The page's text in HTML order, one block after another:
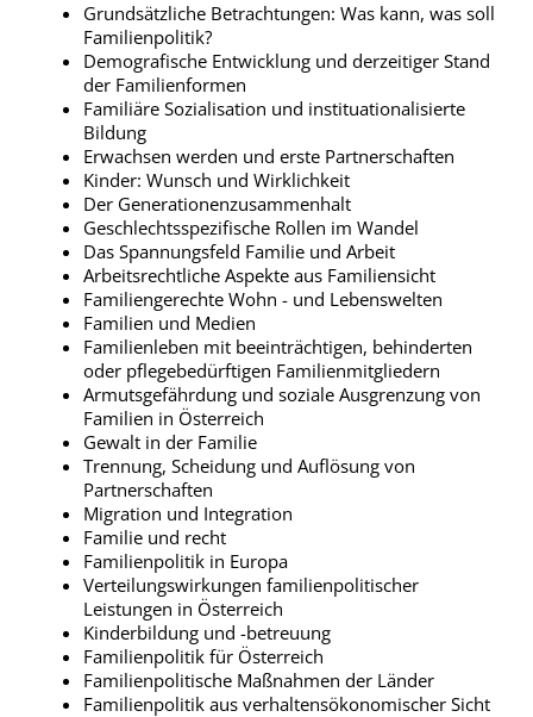
Grundsätzliche Betrachtungen: Was kann, was soll
Familienpolitik?
Demografische Entwicklung und derzeitiger Stand
der Familienformen
Familiäre Sozialisation und instituationalisierte
Bildung
Erwachsen werden und erste Partnerschaften
Kinder: Wunsch und Wirklichkeit
Der Generationenzusammenhalt
Geschlechtsspezifische Rollen im Wandel
Das Spannungsfeld Familie und Arbeit
Arbeitsrechtliche Aspekte aus Familiensicht
Familiengerechte Wohn - und Lebenswelten
Familien und Medien
Familienleben mit beeinträchtigen, behinderten
oder pflegebedürftigen Familienmitgliedern
Armutsgefährdung und soziale Ausgrenzung von
Familien in Österreich
Gewalt in der Familie
Trennung, Scheidung und Auflösung von
Partnerschaften
Migration und Integration
Familie und recht
Familienpolitik in Europa
Verteilungswirkungen familienpolitischer
Leistungen in Österreich
Kinderbildung und -betreuung
Familienpolitik für Österreich
Familienpolitische Maßnahmen der Länder
Familienpolitik aus verhaltensökonomischer Sicht